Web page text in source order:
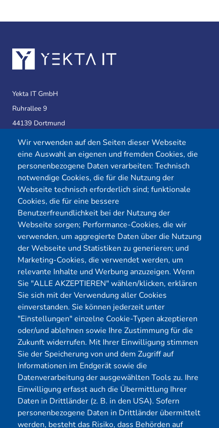
Wir verwenden auf den Seiten dieser Webseite
eine Auswahl an eigenen und fremden Cookies, die
personenbezogene Daten verarbeiten: Technisch
notwendige Cookies, die für die Nutzung der
Webseite technisch erforderlich sind; funktionale
Cookies, die für eine bessere
Benutzerfreundlichkeit bei der Nutzung der
Webseite sorgen; Performance-Cookies, die wir
verwenden, um aggregierte Daten über die Nutzung
der Webseite und Statistiken zu generieren; und
Marketing-Cookies, die verwendet werden, um
relevante Inhalte und Werbung anzuzeigen. Wenn
Sie "ALLE AKZEPTIEREN" wählen/klicken, erklären
Sie sich mit der Verwendung aller Cookies
einverstanden. Sie können jederzeit unter
"Einstellungen" einzelne Cookie-Typen akzeptieren
oder/und ablehnen sowie Ihre Zustimmung für die
Zukunft widerrufen. Mit Ihrer Einwilligung stimmen
Sie der Speicherung von und dem Zugriff auf
Informationen im Endgerät sowie die
Datenverarbeitung der ausgewählten Tools zu. Ihre
Einwilligung erfasst auch die Übermittlung Ihrer
Daten in Drittländer (z. B. in den USA). Sofern
personenbezogene Daten in Drittländer übermittelt
werden, besteht das Risiko, dass Behörden auf
Yekta IT GmbH
Ruhrallee 9
44139 Dortmund
Telefon:0231 39814905
E-Mail:
info@yekta-it.de
(Mo.-Fr.9-17 Uhr)
Menü
Cybersecurity
Pentest Anbieter
Pentest Kosten Rechner
KMU CyberRisikoCheck
OT-Security
Physical Pentest
Über uns
Förderungen
Kontakt
Blog
Karriere
Datenschutz
Impressum
Mitglied